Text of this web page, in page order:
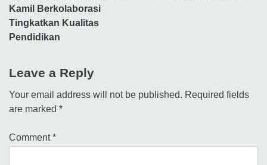
Kamil Berkolaborasi
Tingkatkan Kualitas
Pendidikan
Leave a Reply
Your email address will not be published. Required fields
are marked *
Comment*